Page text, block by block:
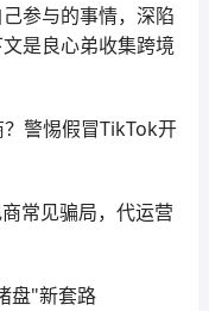
参与的事情，深陷
是良心弟收集跨境
警惕假冒TikTok开
常见骗局，代运营
盘"新套路